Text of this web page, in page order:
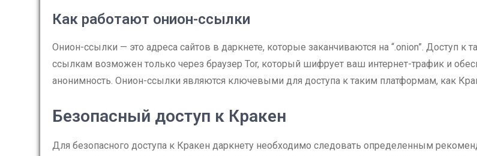
Как работают онион-ссылки
Онион-ссылки — это адреса сайтов в даркнете, которые заканчиваются на “.onion”. Доступ к
ссылкам возможен только через браузер Tor, который шифрует ваш интернет-трафик и
анонимность. Онион-ссылки являются ключевыми для доступа к таким платформам, как
Безопасный доступ к Кракен
Для безопасного доступа к Кракен даркнету необходимо следовать определенным